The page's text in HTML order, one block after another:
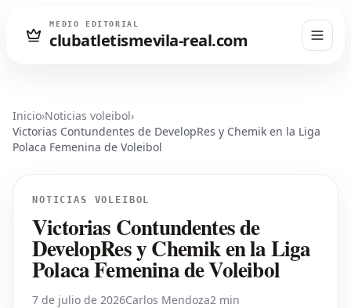
MEDIO EDITORIAL
clubatletismevila-real.com
Inicio›Noticias voleibol›
Victorias Contundentes de DevelopRes y Chemik en la Liga
Polaca Femenina de Voleibol
NOTICIAS VOLEIBOL
Victorias Contundentes de
DevelopRes y Chemik en la Liga
Polaca Femenina de Voleibol
7 de julio de 2026Carlos Mendoza2 min